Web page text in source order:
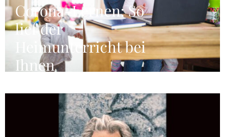
Corona-Lernen: So
lief der
Heimunterricht bei
Ihnen